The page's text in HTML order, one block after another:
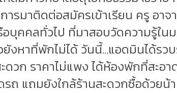
รมาติดต่อสมัครเข้าเรียน ครู อาจ
บุคคลทั่วไป ที่มาสอบวัดความรู้ใน
งหาที่พักไม่ได้ วันนี้...แอดมินได้รว
ดวก ราคาไม่แพง ได้ห้องพักที่สะอา
ถ แถมยังใกล้ร้านสะดวกซื้อด้วยน้